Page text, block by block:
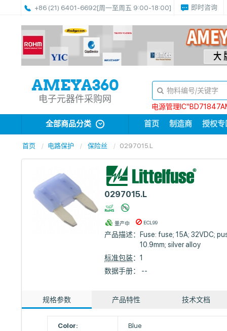
+86 (21) 6401-6692[周一至周五 9:00-18:00] 即时咨询
电子元器件采购网
电源管理
全部商品分类 首页 制造商 授权专
首页 电路保护 保险丝 0297015.L
0297015.L
量产中 ECL99
产品描述：
Fuse: fuse; 15A; 32VDC;
10.9mm; silver alloy
标准包装：1
数据手册： --
规格参数 产品特性 技术文档
Color: Blue